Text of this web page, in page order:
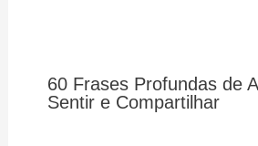
60 Frases Profundas de
Sentir e Compartilhar